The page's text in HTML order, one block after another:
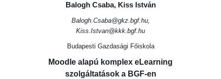
Balogh Csaba, Kiss István
Balogh.Csaba@gkz.bgf.hu,
Kiss.Istvan@kkk.bgf.hu
Budapesti Gazdasági Főiskola
Moodle alapú komplex eLearning
szolgáltatások a BGF-en